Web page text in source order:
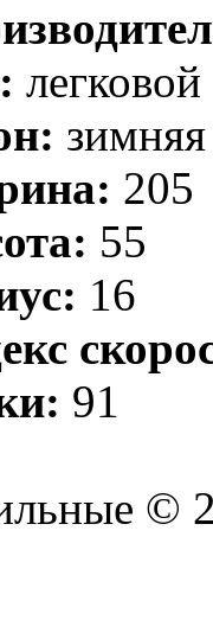
легковой
зимняя
205
55
16
91
©